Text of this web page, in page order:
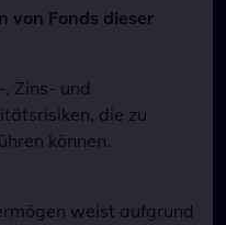
von Fonds dieser
Zins- und
die zu
können.
weist aufgrund